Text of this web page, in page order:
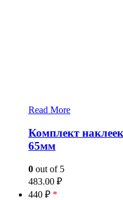
Read More
Комплект
65мм
0 out of 5
483.00 ₽
440 ₽ *